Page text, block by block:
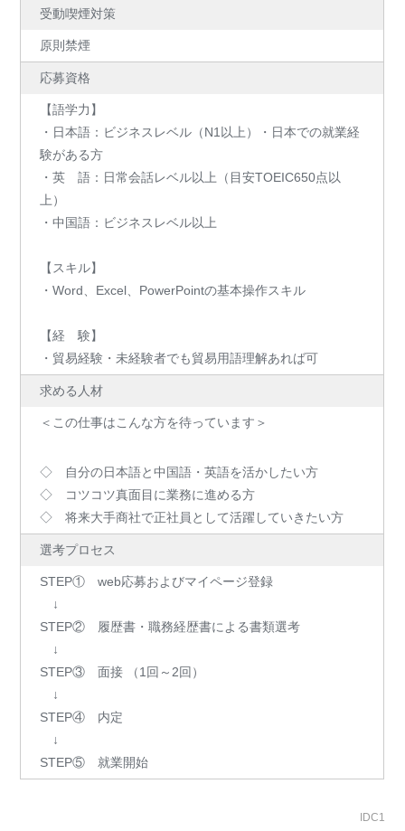
受動喫煙対策
原則禁煙
応募資格
【語学力】
・日本語：ビジネスレベル（N1以上）・日本での就業経
験がある方
・英 語：日常会話レベル以上（目安TOEIC650点以
上）
・中国語：ビジネスレベル以上
【スキル】
・Word、Excel、PowerPointの基本操作スキル
【経 験】
・貿易経験・未経験者でも貿易用語理解あれば可
求める人材
＜この仕事はこんな方を待っています＞
◇ 自分の日本語と中国語・英語を活かしたい方
◇ コツコツ真面目に業務に進める方
◇ 将来大手商社で正社員として活躍していきたい方
選考プロセス
STEP① web応募およびマイページ登録
↓
STEP② 履歴書・職務経歴書による書類選考
↓
STEP③ 面接 （1回～2回）
↓
STEP④ 内定
↓
STEP⑤ 就業開始
IDC1